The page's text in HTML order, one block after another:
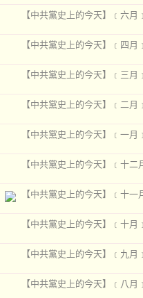
【中共黨史上的今天】﹝六月
【中共黨史上的今天】﹝四月
【中共黨史上的今天】﹝三月
【中共黨史上的今天】﹝二月
【中共黨史上的今天】﹝一月
【中共黨史上的今天】﹝十二
【中共黨史上的今天】﹝十一
【中共黨史上的今天】﹝十月
【中共黨史上的今天】﹝九月
【中共黨史上的今天】﹝八月